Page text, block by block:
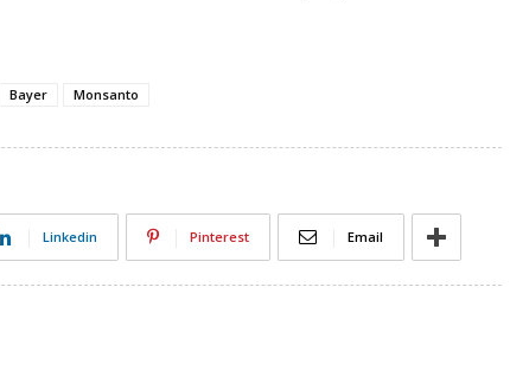
Bayer Monsanto
Linkedin Pinterest Email